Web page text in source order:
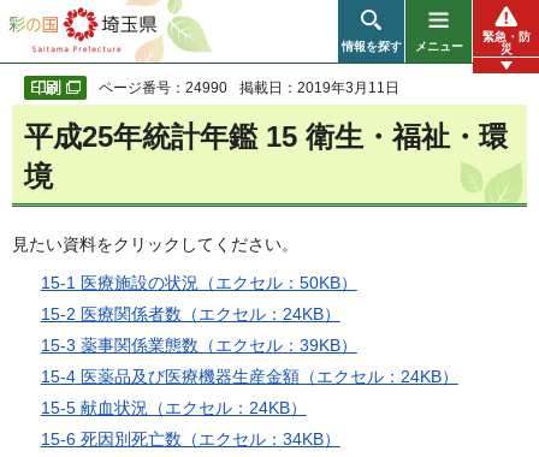
彩の国 埼玉県
情報を探す メニュー
緊急・防
災
ページ番号：24990 掲載日：2019年3月11日
平成25年統計年鑑 15 衛生・福祉・環
境
見たい資料をクリックしてください。
15-1 医療施設の状況（エクセル：50KB）
15-2 医療関係者数（エクセル：24KB）
15-3 薬事関係業態数（エクセル：39KB）
15-4 医薬品及び医療機器生産金額（エクセル：24KB）
15-5 献血状況（エクセル：24KB）
15-6 死因別死亡数（エクセル：34KB）